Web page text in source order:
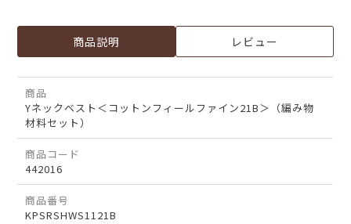
商品説明 レビュー
商品
Yネックベスト＜コットンフィールファイン21B＞（編み物
材料セット）
商品コード
442016
商品番号
KPSRSHWS1121B